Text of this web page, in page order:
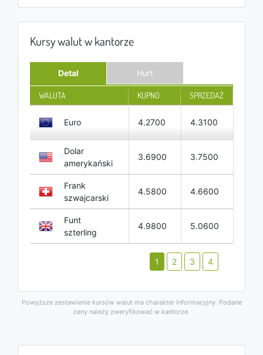
Kursy walut w kantorze
Detal Hurt
WALUTA KUPNO SPRZEDAŻ
Euro 4.2700 4.3100
Dolar
amerykański
3.6900 3.7500
Frank
szwajcarski
4.5800 4.6600
Funt
szterling
4.9800 5.0600
1 2 3 4
Powyższe zestawienie kursów walut ma charakter informacyjny. Podane
ceny należy zweryfikować w kantorze.